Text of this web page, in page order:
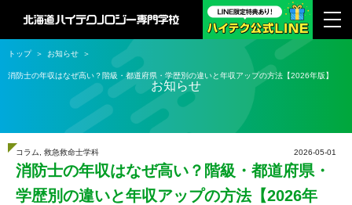
お知らせ
トップ お知らせ
消防士の年収はなぜ高い？階級・都道府県・学歴別の違いと年収アップの方法【2026年版】
2026-05-01
コラム 救急救命士学科
消防士の年収はなぜ高い？階級・都道府県・
学歴別の違いと年収アップの方法【2026年